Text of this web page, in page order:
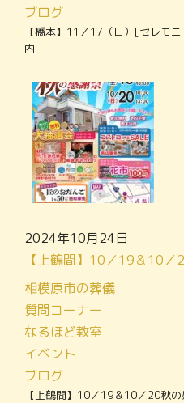
ブログ
【橋本】11／17（日）[セレモ
内
2024年10月24日
相模原市の葬儀
質問コーナー
なるほど教室
イベント
ブログ
【上鶴間】10／19＆10／20秋